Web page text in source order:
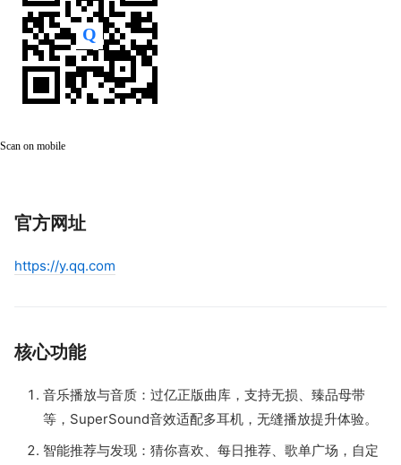
Scan on mobile
官方网址
https://y.qq.com
核心功能
音乐播放与音质：过亿正版曲库，支持无损、臻品母带
等，SuperSound音效适配多耳机，无缝播放提升体验。
智能推荐与发现：猜你喜欢、每日推荐、歌单广场，自定